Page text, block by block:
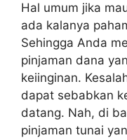
Hal umum jika
ada kalanya
Sehingga Anda
pinjaman dana
keiinginan.
dapat sebabkan
datang. Nah, di
pinjaman tunai